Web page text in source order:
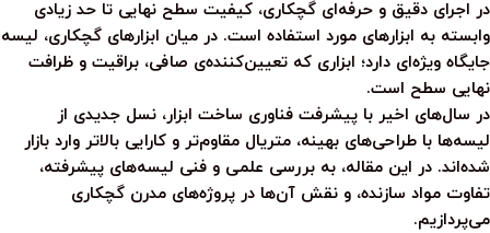
در اجرای دقیق و حرفه‌ای گچکاری، کیفیت سطح نهایی تا حد زیادی
وابسته به ابزارهای مورد استفاده است. در میان ابزارهای گچکاری، لیسه
جایگاه ویژه‌ای دارد؛ ابزاری که تعیین‌کننده‌ی صافی، براقیت و ظرافت
نهایی سطح است.
در سال‌های اخیر با پیشرفت فناوری ساخت ابزار، نسل جدیدی از
لیسه‌ها با طراحی‌های بهینه، متریال مقاوم‌تر و کارایی بالاتر وارد بازار
شده‌اند. در این مقاله، به بررسی علمی و فنی لیسه‌های پیشرفته،
تفاوت مواد سازنده، و نقش آن‌ها در پروژه‌های مدرن گچکاری
می‌پردازیم.